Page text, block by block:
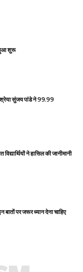
हुआ शुरू
सुंजय पांडे ने 99.99
ने हासिल की जानीमानी
पर जरूर ध्यान देना चाहिए